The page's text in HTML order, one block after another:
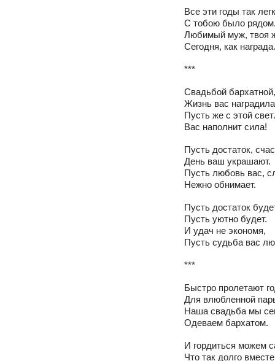
Все эти годы так
С тобою было
Любимый муж, твоя
Сегодня, как награда.
***
Свадьбой
Жизнь вас
Пусть же с этой
Вас наполнит сила!
Пусть достаток,
День ваш украшают.
Пусть любовь вас,
Нежно обнимает.
Пусть достаток
Пусть уютно будет.
И удач не экономя,
Пусть судьба вас
***
Быстро пролетают
Для влюбленной
Наша свадьба мы
Одеваем бархатом.
И гордиться можем
Что так долго